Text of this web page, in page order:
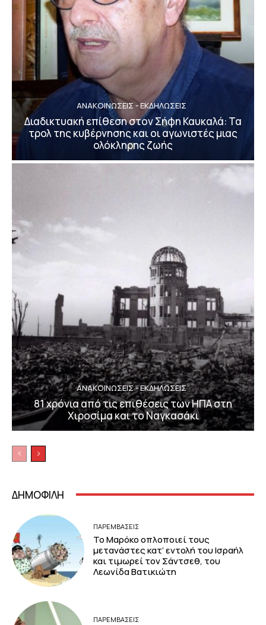
ΑΝΑΚΟΙΝΩΣΕΙΣ - ΕΚΔΗΛΩΣΕΙΣ
Διαδικτυακή επίθεση στον Σήφη Καυκαλά: Τα
τρολ της κυβέρνησης και οι αγωνιστές μιας
ολόκληρης ζωής
ΑΝΑΚΟΙΝΩΣΕΙΣ - ΕΚΔΗΛΩΣΕΙΣ
81 χρόνια από τις επιθέσεις των ΗΠΑ στη
Χιροσίμα και το Ναγκασάκι
ΔΗΜΟΦΙΛΗ
ΠΑΡΕΜΒΑΣΕΙΣ
Το Μαρόκο οπλοποιεί τους
μετανάστες κατ’ εντολή του Ισραήλ
και τιμωρεί τον Σάντσεθ, του
Λεωνίδα Βατικιώτη
ΠΑΡΕΜΒΑΣΕΙΣ